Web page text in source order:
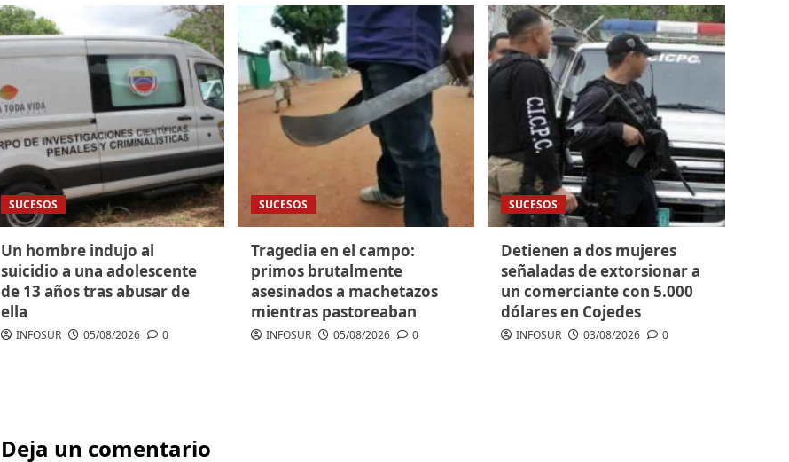
SUCESOS
Un hombre indujo al
suicidio a una adolescente
de 13 años tras abusar de
ella
INFOSUR 05/08/2026 0
SUCESOS
Tragedia en el campo:
primos brutalmente
asesinados a machetazos
mientras pastoreaban
INFOSUR 05/08/2026 0
SUCESOS
Detienen a dos mujeres
señaladas de extorsionar a
un comerciante con 5.000
dólares en Cojedes
INFOSUR 03/08/2026 0
Deja un comentario